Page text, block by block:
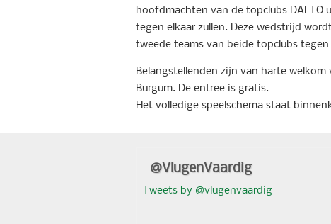
hoofdmachten van de topclubs DALTO
tegen elkaar zullen. Deze wedstrijd
tweede teams van beide topclubs
Belangstellenden zijn van harte
Burgum. De entree is gratis.
Het volledige speelschema staat
@VlugenVaardig
Tweets by @vlugenvaardig